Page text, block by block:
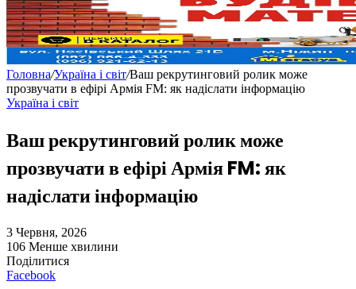
Головна/Україна і світ/Ваш рекрутинговий ролик може
прозвучати в ефірі Армія FM: як надіслати інформацію
Україна і світ
Ваш рекрутинговий ролик може
прозвучати в ефірі Армія FM: як
надіслати інформацію
3 Червня, 2026
106 Менше хвилини
Поділитися
Facebook